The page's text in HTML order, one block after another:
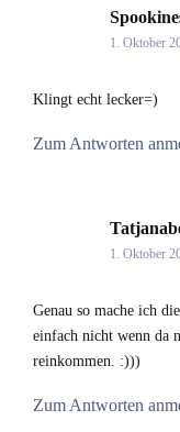
1. Oktober
Klingt echt lecker=)
Zum Antworten
1. Oktober
Genau so mache ich
einfach nicht wenn da
reinkommen. :)))
Zum Antworten